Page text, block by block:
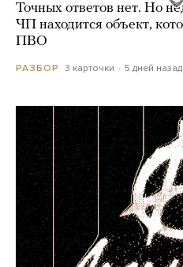
Точных ответов нет. Но
ЧП находится объект,
ПВО
РАЗБОР 3 карточки 5 дней назад